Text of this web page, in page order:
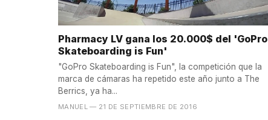
Pharmacy LV gana los 20.000$ del 'GoPro
Skateboarding is Fun'
"GoPro Skateboarding is Fun", la competición que la
marca de cámaras ha repetido este año junto a The
Berrics, ya ha...
MANUEL — 21 DE SEPTIEMBRE DE 2016